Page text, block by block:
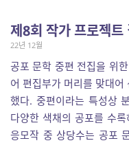
제8회 작가 프로젝트
22년 12월
공포 문학 중편 전집을 위
어 편집부가 머리를 맞대
했다. 중편이라는 특성상
다양한 색채의 공포를 수
응모작 중 상당수는 공포